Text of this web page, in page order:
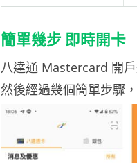
簡單幾步 即時開卡
八達通 Mastercard 開
然後經過幾個簡單步驟